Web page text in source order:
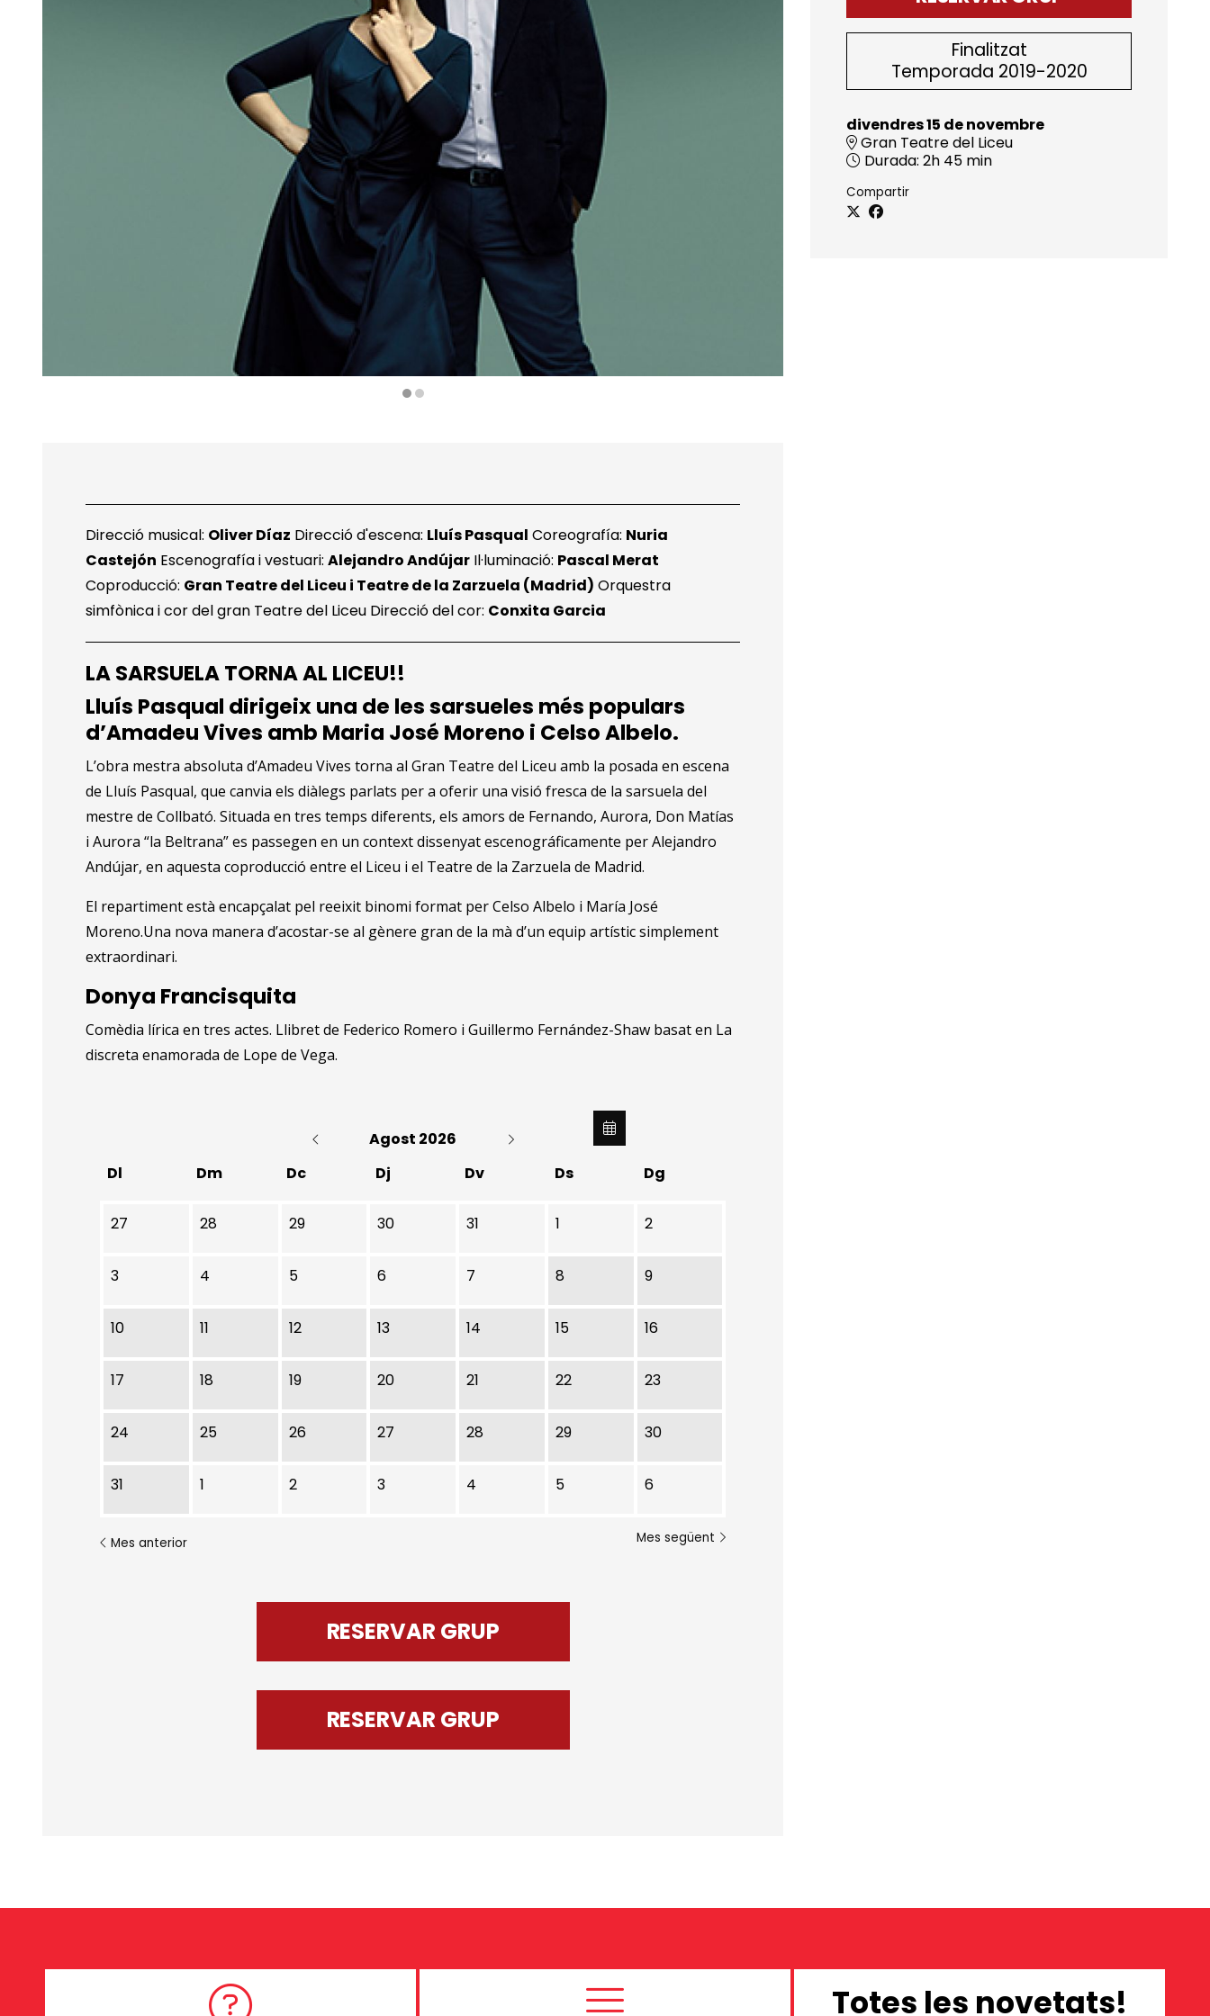
Finalitzat
Temporada 2019-2020
divendres 15 de novembre
Gran Teatre del Liceu
Durada: 2h 45 min
Compartir
Direcció musical: Oliver Díaz Direcció d'escena: Lluís Pasqual Coreografía: Nuria
Castejón Escenografía i vestuari:Alejandro Andújar Il·luminació: Pascal Merat
Coproducció: Gran Teatre del Liceu i Teatre de la Zarzuela (Madrid) Orquestra
simfònica i cor del gran Teatre del Liceu Direcció del cor: Conxita Garcia
LA SARSUELA TORNA AL LICEU!!
Lluís Pasqual dirigeix una de les sarsueles més populars
d’Amadeu Vives amb Maria José Moreno i Celso Albelo.
L’obra mestra absoluta d’Amadeu Vives torna al Gran Teatre del Liceu amb la posada en escena
de Lluís Pasqual, que canvia els diàlegs parlats per a oferir una visió fresca de la sarsuela del
mestre de Collbató. Situada en tres temps diferents, els amors de Fernando, Aurora, Don Matías
i Aurora “la Beltrana” es passegen en un context dissenyat escenográficamente per Alejandro
Andújar, en aquesta coproducció entre el Liceu i el Teatre de la Zarzuela de Madrid.
El repartiment està encapçalat pel reeixit binomi format per Celso Albelo i María José
Moreno.Una nova manera d’acostar-se al gènere gran de la mà d’un equip artístic simplement
extraordinari.
Donya Francisquita
Comèdia lírica en tres actes. Llibret de Federico Romero i Guillermo Fernández-Shaw basat en La
discreta enamorada de Lope de Vega.
Agost 2026
Dl
Dm Dc Dj Dv Ds Dg
No hi ha cap activitat aquest mes
27 28 29 30 31 1 2
3 4 5 6 7 8 9
10 11 12 13 14 15 16
17 18 19 20 21 22 23
24 25 26 27 28 29 30
31 1 2 3 4 5 6
Mes anterior Mes següent
RESERVAR GRUP
RESERVAR GRUP
Totes les novetats!